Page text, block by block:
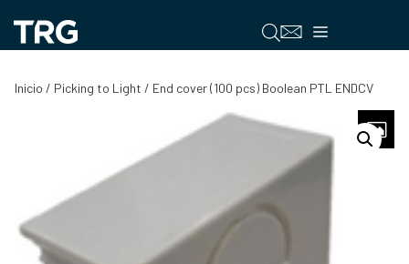
contenido
Menú
Inicio / Picking to Light / End cover (100 pcs) Boolean PTL ENDCV